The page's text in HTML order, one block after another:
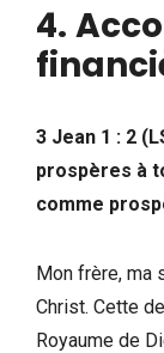
4.
3 Jean 1 : 2
prospères à
comme
Mon frère, ma
Christ. Cette
Royaume de